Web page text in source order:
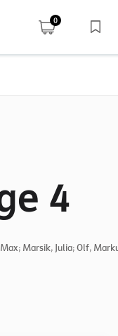
0
4
Marsik, Julia; Olf,